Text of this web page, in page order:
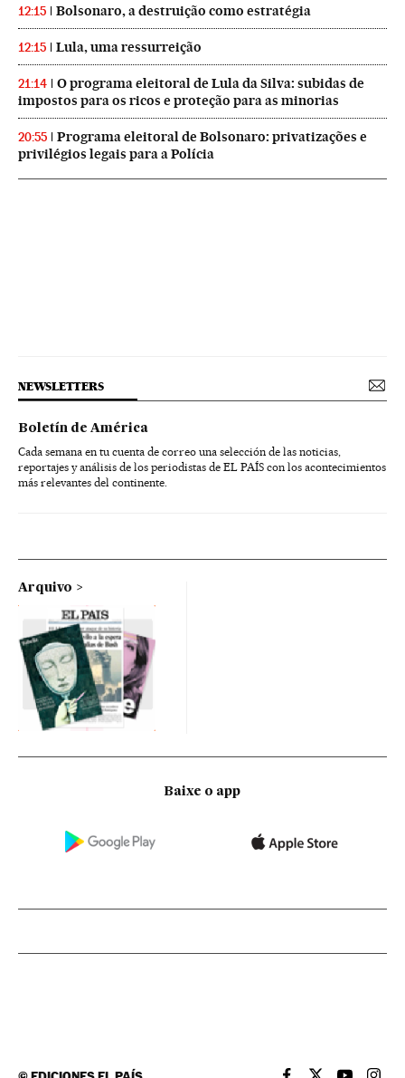
12:15 Bolsonaro, a destruição como estratégia
12:15 Lula, uma ressurreição
21:14
O programa eleitoral de Lula da Silva: subidas de
impostos para os ricos e proteção para as minorias
20:55
Programa eleitoral de Bolsonaro: privatizações e
privilégios legais para a Polícia
NEWSLETTERS
Boletín de América
Cada semana en tu cuenta de correo una selección de las noticias,
reportajes y análisis de los periodistas de EL PAÍS con los acontecimientos
más relevantes del continente.
Arquivo
Baixe o app